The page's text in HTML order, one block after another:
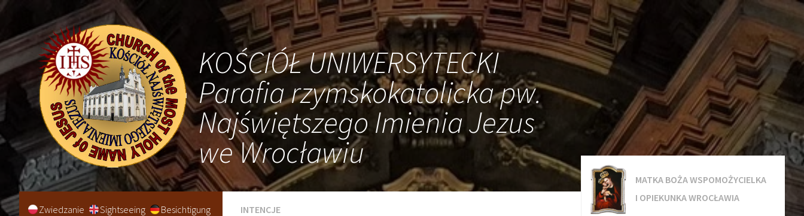
KOŚCIÓŁ UNIWERSYTECKI
Parafia rzymskokatolicka pw.
Najświętszego Imienia Jezus
we Wrocławiu
INTENCJE
MATKA BOŻA WSPOMOŻYCIELKA
I OPIEKUNKA WROCŁAWIA
Zwiedzanie Sightseeing Besichtigung